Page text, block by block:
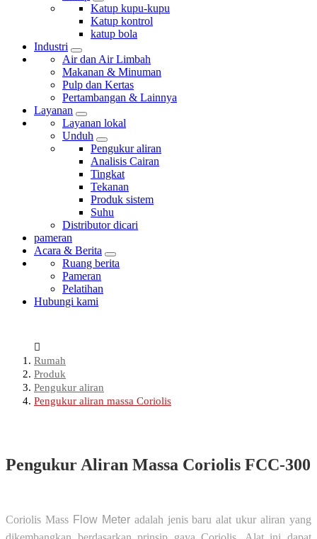
Katup kupu-kupu
Katup kontrol
katup bola
Industri
Air dan Air Limbah
Makanan & Minuman
Pulp dan Kertas
Pertambangan & Lainnya
Layanan
Layanan lokal
Unduh
Pengukur aliran
Analisis Cairan
Tingkat
Tekanan
Produk sistem
Suhu
Distributor dicari
pameran
Acara & Berita
Ruang berita
Pameran
Pelatihan
Hubungi kami
Rumah
Produk
Pengukur aliran
Pengukur aliran massa Coriolis
Pengukur Aliran Massa Coriolis FCC-300
Coriolis Mass Flow Meteradalah jenis baru alat ukur aliran yang